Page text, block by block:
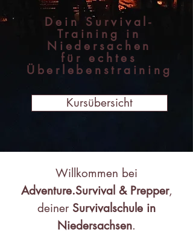
Dein Survival-
Training in
Niedersachen
für echtes
Überlebenstraining
Kursübersicht
Willkommen bei
Adventure.Survival & Prepper,
deiner Survivalschule in
Niedersachsen.